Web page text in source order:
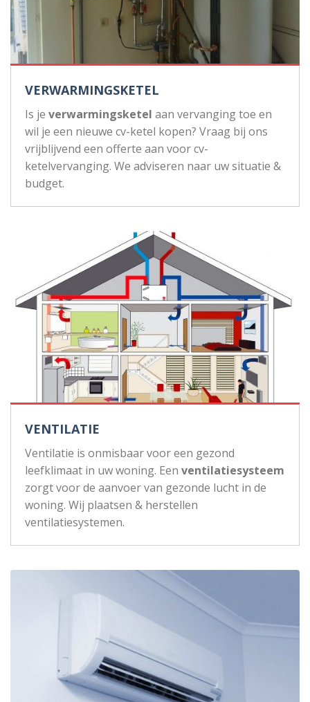
VERWARMINGSKETEL
Is je verwarmingsketel aan vervanging toe en
wil je een nieuwe cv-ketel kopen? Vraag bij ons
vrijblijvend een offerte aan voor cv-
ketelvervanging. We adviseren naar uw situatie &
budget.
VENTILATIE
Ventilatie is onmisbaar voor een gezond
leefklimaat in uw woning. Een ventilatiesysteem
zorgt voor de aanvoer van gezonde lucht in de
woning. Wij plaatsen & herstellen
ventilatiesystemen.